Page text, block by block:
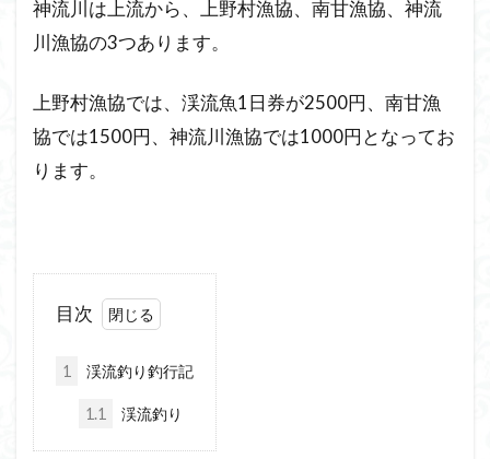
神流川は上流から、上野村漁協、南甘漁協、神流
川漁協の3つあります。
上野村漁協では、渓流魚1日券が2500円、南甘漁
協では1500円、神流川漁協では1000円となってお
ります。
目次
1 渓流釣り釣行記
1.1 渓流釣り